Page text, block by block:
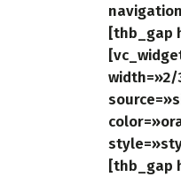
[thb_gap
[thb_gap